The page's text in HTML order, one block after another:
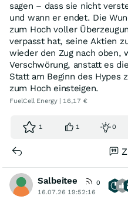
sagen – dass sie nicht
und wann er endet. Die
zum Hoch voller
verpasst hat, seine Aktien
wieder den Zug nach
Verschwörung, anstatt es
Statt am Beginn des Hypes
zum Hoch einsteigen.
FuelCell Energy | 16,17 €
1 1 0
Salbeitee
0
16.07.26 19:52:16